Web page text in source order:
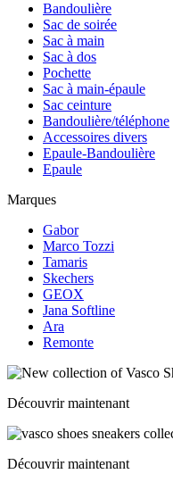
Bandoulière
Sac de soirée
Sac à main
Sac à dos
Pochette
Sac à main-épaule
Sac ceinture
Bandoulière/téléphone
Accessoires divers
Epaule-Bandoulière
Epaule
Marques
Gabor
Marco Tozzi
Tamaris
Skechers
GEOX
Jana Softline
Ara
Remonte
Découvrir maintenant
Découvrir maintenant